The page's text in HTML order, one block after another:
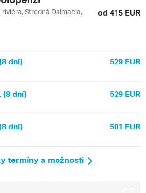
Stredná Dalmácia,
od 415 EUR
dní) 529 EUR
(8 dní) 529 EUR
dní) 501 EUR
termíny a možnosti